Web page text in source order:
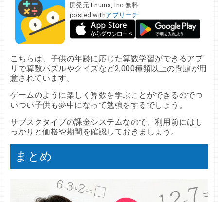
開発元:Enuma, Inc.無料
posted withアプリーチ
こちらは、子供の年齢に応じた算数学習ができるアプ
リで算数パズルやクイズなど2,000種類以上の問題が用
意されています。
ゲームのように楽しく算数を学ぶことができるのでつ
いつい子供も夢中になって勉強をするでしょう。
サブスクタイプの課金システムなので、利用前にはし
っかりと価格や期間を確認しておきましょう。
まとめ